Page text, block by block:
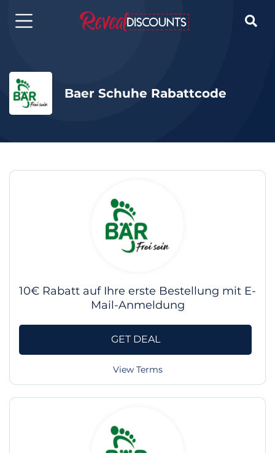

Baer Schuhe Rabattcode
10€ Rabatt auf Ihre erste Bestellung mit E-
Mail-Anmeldung
GET DEAL
View Terms